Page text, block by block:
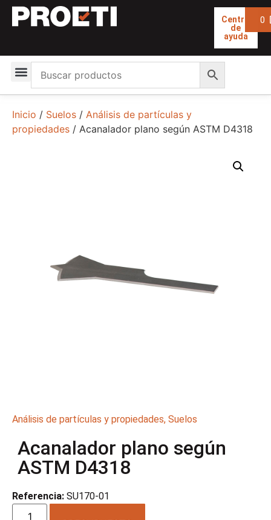
Centro
de
ayuda
0
Inicio / Suelos / Análisis de partículas y
propiedades / Acanalador plano según ASTM D4318
Análisis de partículas y propiedades, Suelos
Acanalador plano según
ASTM D4318
Referencia: SU170-01